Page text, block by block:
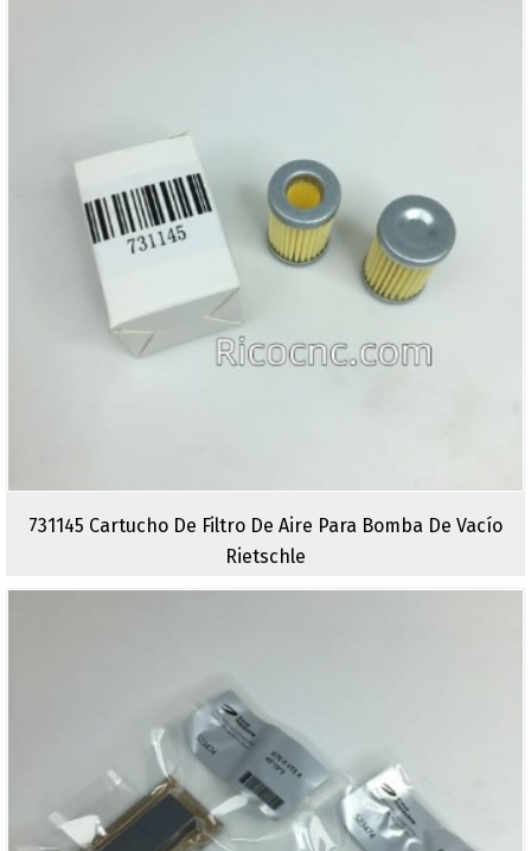
731145 Cartucho De Filtro De Aire Para Bomba De Vacío
Rietschle